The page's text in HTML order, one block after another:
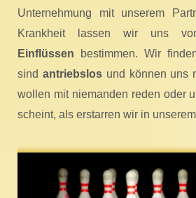
Unternehmung mit unserem
Krankheit lassen wir uns
Einflüssen bestimmen. Wir
sind antriebslosund können uns
wollen mit niemanden reden oder
scheint, als erstarren wir in